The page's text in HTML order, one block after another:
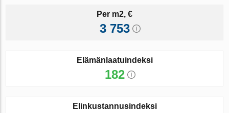
Per m2, €
3 753
Elämänlaatuindeksi
182
Elinkustannusindeksi